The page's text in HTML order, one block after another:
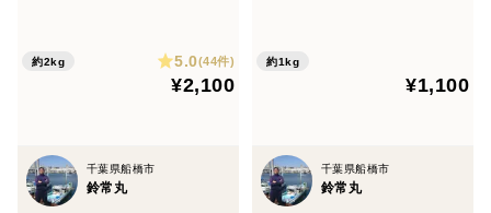
ピ付き】
約2kg 5.0(44件)
¥2,100
千葉県船橋市
鈴常丸
師直送】【三番瀬産】【かん
約1kg
¥1,100
千葉県船橋市
鈴常丸